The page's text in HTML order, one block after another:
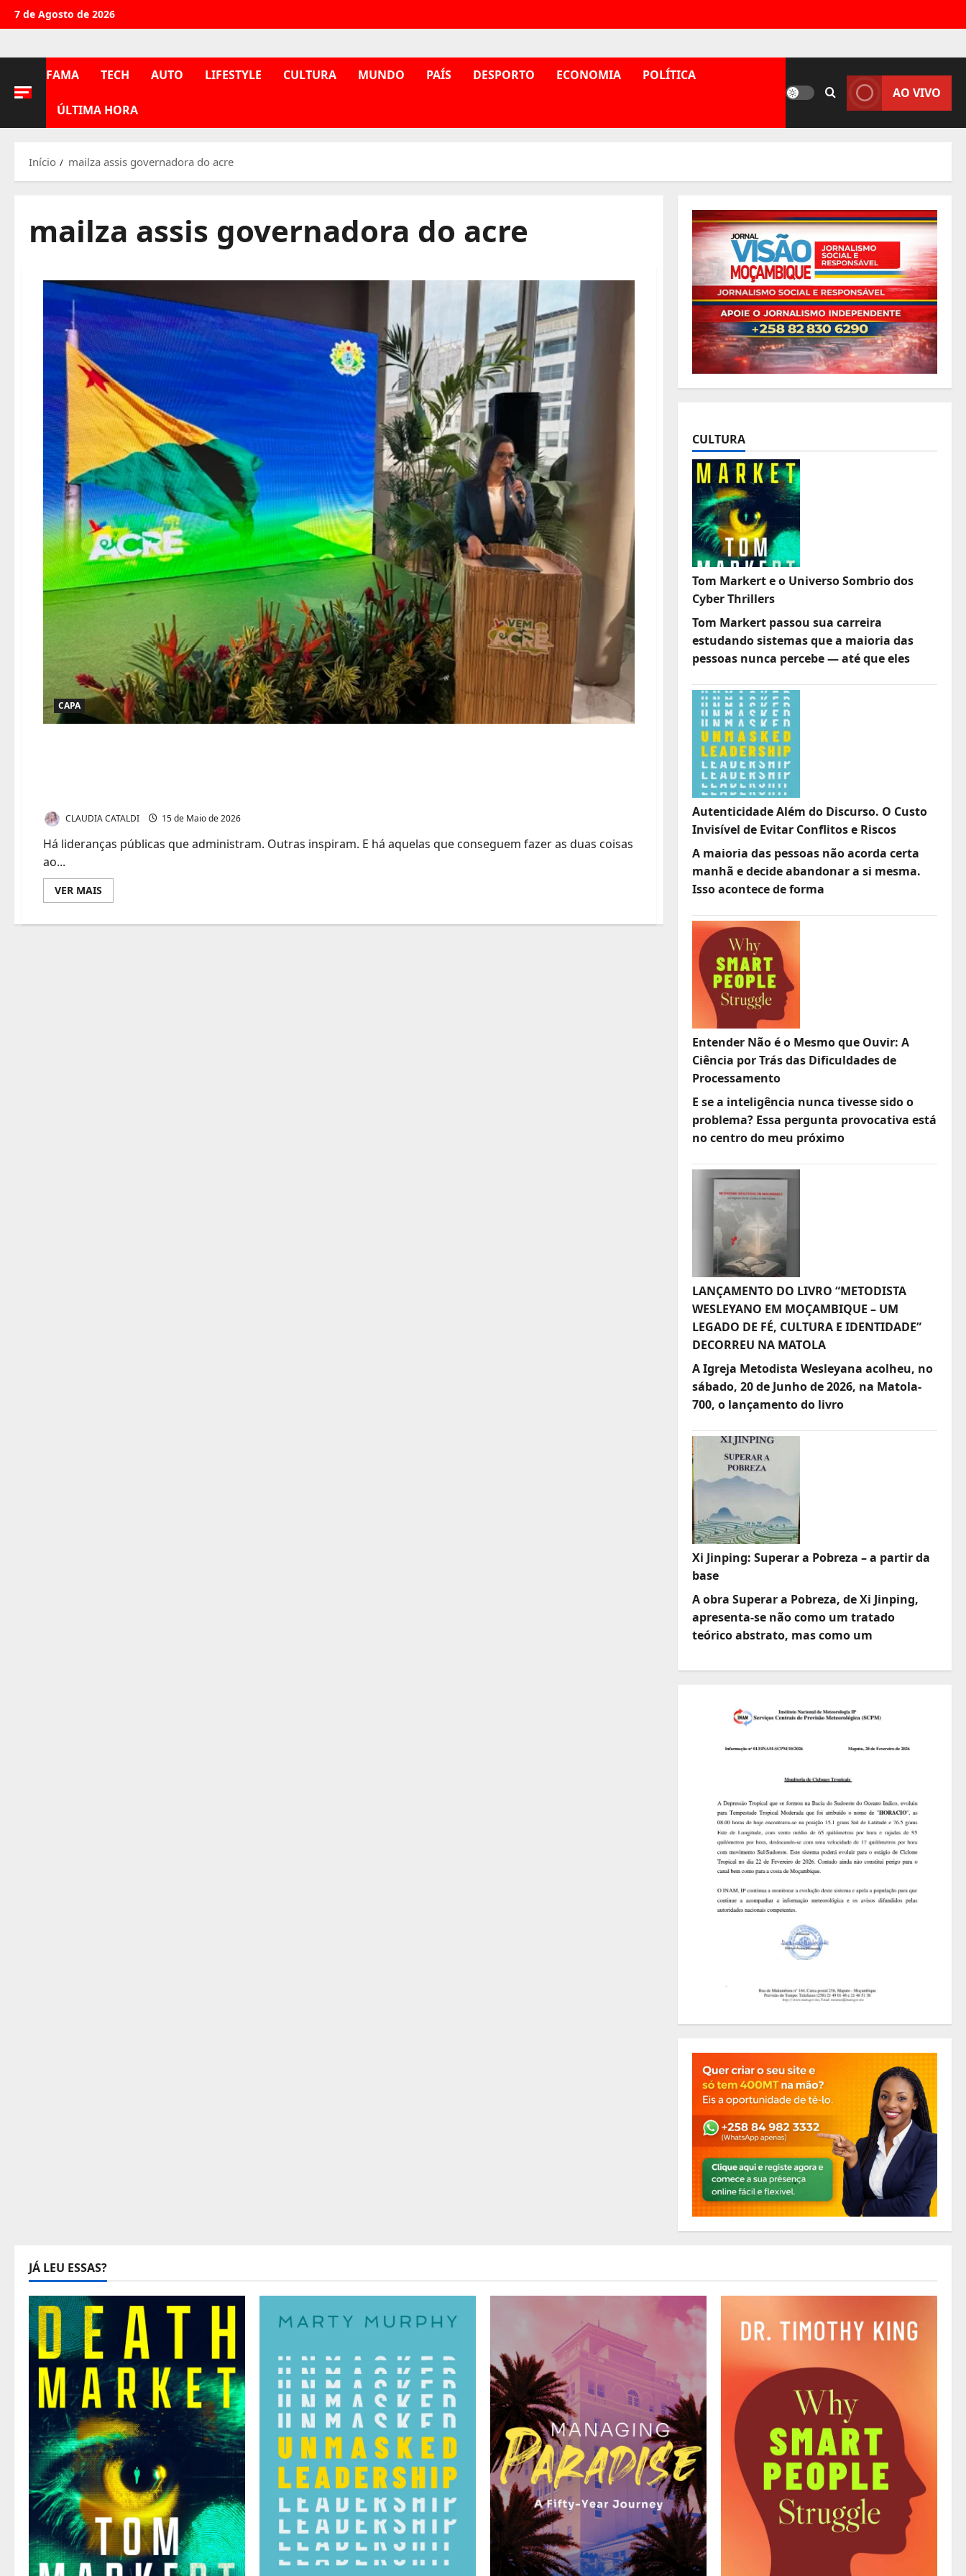
Avançar
para
conteúdo
7 de Agosto de 2026
FAMA TECH AUTO LIFESTYLE CULTURA MUNDO PAÍS DESPORTO ECONOMIA POLÍTICA
ÚLTIMA HORA
AO VIVO
Início mailza assis governadora do acre
mailza assis governadora do acre
CAPA
CLAUDIA CATALDI 15 de Maio de 2026
Há lideranças públicas que administram. Outras inspiram. E há aquelas que conseguem fazer as duas coisas
ao...
VER MAIS
mais
Mailza
CULTURA
Tom Markert e o Universo Sombrio dos
Cyber Thrillers
Tom Markert passou sua carreira
estudando sistemas que a maioria das
pessoas nunca percebe — até que eles
Autenticidade Além do Discurso. O Custo
Invisível de Evitar Conflitos e Riscos
A maioria das pessoas não acorda certa
manhã e decide abandonar a si mesma.
Isso acontece de forma
Entender Não é o Mesmo que Ouvir: A
Ciência por Trás das Dificuldades de
Processamento
E se a inteligência nunca tivesse sido o
problema? Essa pergunta provocativa está
no centro do meu próximo
LANÇAMENTO DO LIVRO “METODISTA
WESLEYANO EM MOÇAMBIQUE – UM
LEGADO DE FÉ, CULTURA E IDENTIDADE”
DECORREU NA MATOLA
A Igreja Metodista Wesleyana acolheu, no
sábado, 20 de Junho de 2026, na Matola-
700, o lançamento do livro
Xi Jinping: Superar a Pobreza – a partir da
base
A obra Superar a Pobreza, de Xi Jinping,
apresenta-se não como um tratado
teórico abstrato, mas como um
JÁ LEU ESSAS?